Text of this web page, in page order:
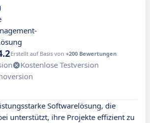
Erstellt auf Basis von +200 Bewertungen
Kostenlose Testversion
Softwarelösung, die
unterstützt, ihre Projekte effizient zu